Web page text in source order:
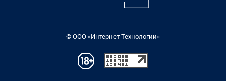
© ООО «Интернет Технологии»